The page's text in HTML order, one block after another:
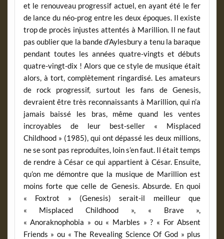
et le renouveau progressif actuel, en ayant été le fer
de lance du néo-prog entre les deux époques. Il existe
trop de procès injustes attentés à Marillion. Il ne faut
pas oublier que la bande d’Aylesbury a tenu la baraque
pendant toutes les années quatre-vingts et débuts
quatre-vingt-dix ! Alors que ce style de musique était
alors, à tort, complètement ringardisé. Les amateurs
de rock progressif, surtout les fans de Genesis,
devraient être très reconnaissants à Marillion, qui n’a
jamais baissé les bras, même quand les ventes
incroyables de leur best-seller « Misplaced
Childhood » (1985), qui ont dépassé les deux millions,
ne se sont pas reproduites, loin s’en faut. Il était temps
de rendre à César ce qui appartient à César. Ensuite,
qu’on me démontre que la musique de Marillion est
moins forte que celle de Genesis. Absurde. En quoi
« Foxtrot » (Genesis) serait-il meilleur que
« Misplaced Childhood », « Brave »,
« Anoraknophobia » ou « Marbles » ? « For Absent
Friends » ou « The Revealing Science Of God » plus